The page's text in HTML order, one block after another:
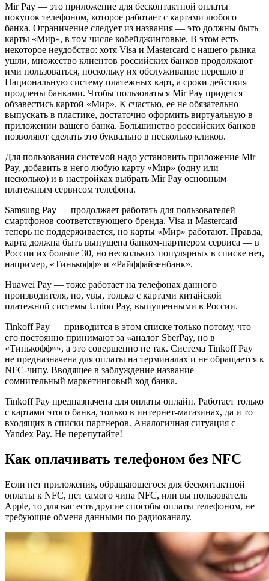
Mir Pay — это приложение для бесконтактной оплаты
покупок телефоном, которое работает с картами любого
банка. Ограничение следует из названия — это должны быть
карты «Мир», в том числе кобейджинговые. В этом есть
некоторое неудобство: хотя Visa и Mastercard с нашего рынка
ушли, множество клиентов российских банков продолжают
ими пользоваться, поскольку их обслуживание перешло в
Национальную систему платежных карт, а сроки действия
продлены банками. Чтобы пользоваться Mir Pay придется
обзавестись картой «Мир». К счастью, ее не обязательно
выпускать в пластике, достаточно оформить виртуальную в
приложении вашего банка. Большинство российских банков
позволяют сделать это буквально в несколько кликов.
Для пользования системой надо установить приложение Mir
Pay, добавить в него любую карту «Мир» (одну или
несколько) и в настройках выбрать Mir Pay основным
платежным сервисом телефона.
Samsung Pay — продолжает работать для пользователей
смартфонов соответствующего бренда. Visa и Mastercard
теперь не поддерживается, но карты «Мир» работают. Правда,
карта должна быть выпущена банком-партнером сервиса — в
России их больше 30, но нескольких популярных в списке нет,
например, «Тинькофф» и «Райффайзенбанк».
Huawei Pay — тоже работает на телефонах данного
производителя, но, увы, только с картами китайской
платежной системы Union Pay, выпущенными в России.
Tinkoff Pay — приводится в этом списке только потому, что
его постоянно принимают за «аналог SberPay, но в
«Тинькофф»», а это совершенно не так. Система Tinkoff Pay
не предназначена для оплаты на терминалах и не обращается к
NFC-чипу. Вводящее в заблуждение название —
сомнительный маркетинговый ход банка.
Tinkoff Pay предназначена для оплаты онлайн. Работает только
с картами этого банка, только в интернет-магазинах, да и то
входящих в списки партнеров. Аналогичная ситуация с
Yandex Pay. Не перепутайте!
Как оплачивать телефоном без NFC
Если нет приложения, обращающегося для бесконтактной
оплаты к NFC, нет самого чипа NFC, или вы пользователь
Apple, то для вас есть другие способы оплаты телефоном, не
требующие обмена данными по радиоканалу.